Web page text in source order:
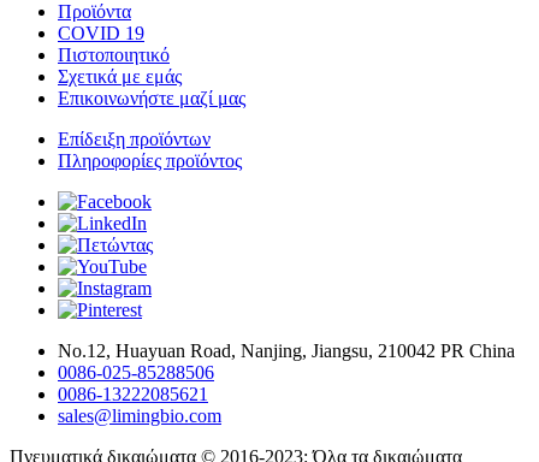
Προϊόντα
COVID 19
Πιστοποιητικό
Σχετικά με εμάς
Επικοινωνήστε μαζί μας
Επίδειξη προϊόντων
Πληροφορίες προϊόντος
Νο.12, Huayuan Road, Nanjing, Jiangsu, 210042 PR China
0086-025-85288506
0086-13222085621
sales@limingbio.com
Πνευματικά δικαιώματα © 2016-2023: Όλα τα δικαιώματα